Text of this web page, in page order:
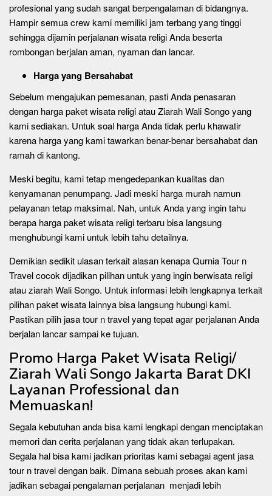
profesional yang sudah sangat berpengalaman di bidangnya.
Hampir semua crew kami memiliki jam terbang yang tinggi
sehingga dijamin perjalanan wisata religi Anda beserta
rombongan berjalan aman, nyaman dan lancar.
Harga yang Bersahabat
Sebelum mengajukan pemesanan, pasti Anda penasaran
dengan harga paket wisata religi atau Ziarah Wali Songo yang
kami sediakan. Untuk soal harga Anda tidak perlu khawatir
karena harga yang kami tawarkan benar-benar bersahabat dan
ramah di kantong.
Meski begitu, kami tetap mengedepankan kualitas dan
kenyamanan penumpang. Jadi meski harga murah namun
pelayanan tetap maksimal. Nah, untuk Anda yang ingin tahu
berapa harga paket wisata religi terbaru bisa langsung
menghubungi kami untuk lebih tahu detailnya.
Demikian sedikit ulasan terkait alasan kenapa Qurnia Tour n
Travel cocok dijadikan pilihan untuk yang ingin berwisata religi
atau ziarah Wali Songo. Untuk informasi lebih lengkapnya terkait
pilihan paket wisata lainnya bisa langsung hubungi kami.
Pastikan pilih jasa tour n travel yang tepat agar perjalanan Anda
berjalan lancar sampai ke tujuan.
Promo Harga Paket Wisata Religi/
Ziarah Wali Songo Jakarta Barat DKI
Layanan Professional dan
Memuaskan!
Segala kebutuhan anda bisa kami lengkapi dengan menciptakan
memori dan cerita perjalanan yang tidak akan terlupakan.
Segala hal bisa kami jadikan prioritas kami sebagai agent jasa
tour n travel dengan baik. Dimana sebuah proses akan kami
jadikan sebagai pengalaman perjalanan menjadi lebih